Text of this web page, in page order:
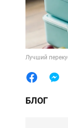
Жизнь
Лайфхаки
Лучший
БЛОГ